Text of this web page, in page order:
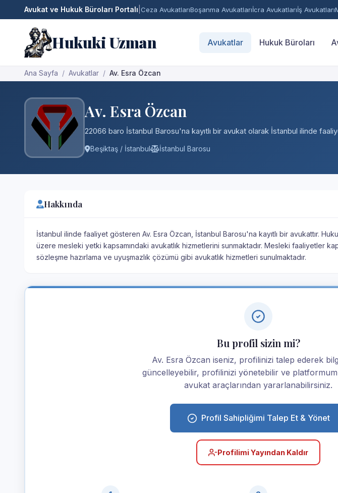
Avukat ve Hukuk Büroları Portalı Ceza AvukatlarıBoşanma Avukatlarıİcra Avukatlarıİş Avukatları
Hukuki Uzman Avukatlar Hukuk Büroları
Ana Sayfa Avukatlar Av. Esra Özcan
Av. Esra Özcan
22066 baro İstanbul Barosu'na kayıtlı bir avukat olarak İstanbul ilinde
Beşiktaş / İstanbul İstanbul Barosu
Hakkında
İstanbul ilinde faaliyet gösteren Av. Esra Özcan, İstanbul Barosu'na kayıtlı bir avukattır.
üzere mesleki yetki kapsamındaki avukatlık hizmetlerini sunmaktadır. Mesleki faaliyetler
sözleşme hazırlama ve uyuşmazlık çözümü gibi avukatlık hizmetleri sunulmaktadır.
Bu profil sizin mi?
Av. Esra Özcan iseniz, profilinizi talep ederek
güncelleyebilir, profilinizi yönetebilir ve
avukat araçlarından yararlanabilirsiniz.
Profil Sahipliğimi Talep Et & Yönet
Profilimi Yayından Kaldır